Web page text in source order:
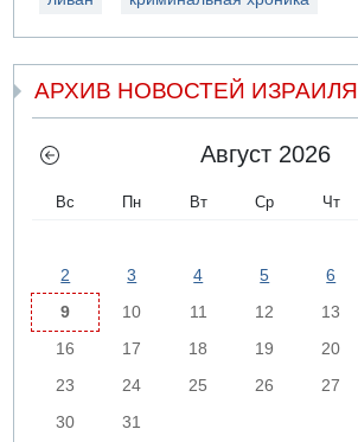
АРХИВ НОВОСТЕЙ ИЗРАИЛЯ
Август 2026
Вс Пн Вт Ср Чт
2
3 4 5 6
9
10 11 12 13
16
17 18 19 20
23
24 25 26 27
30
31